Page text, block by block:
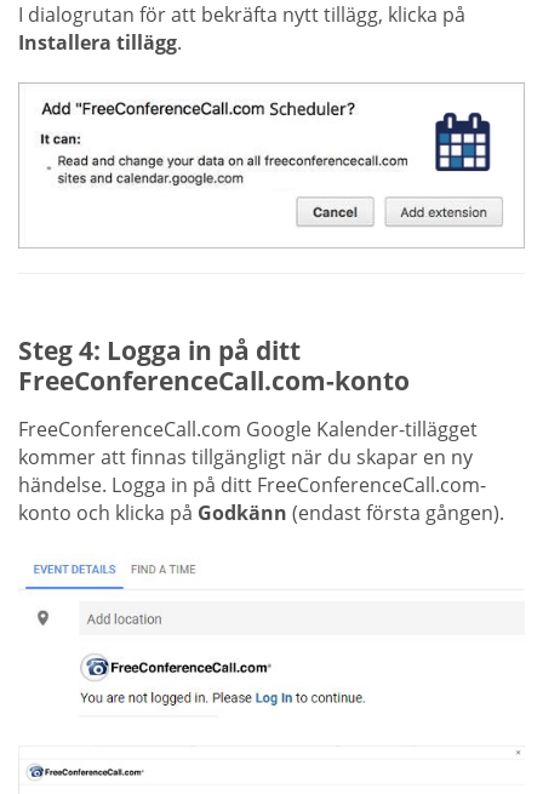
I dialogrutan för att bekräfta nytt tillägg, klicka på
Installera tillägg.
Steg 4: Logga in på ditt
FreeConferenceCall.com-konto
FreeConferenceCall.com Google Kalender-tillägget
kommer att finnas tillgängligt när du skapar en ny
händelse. Logga in på ditt FreeConferenceCall.com-
konto och klicka på Godkänn (endast första gången).